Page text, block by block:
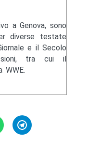
a Genova, sono
diverse testate
e il Secolo
tra cui il
WWE.